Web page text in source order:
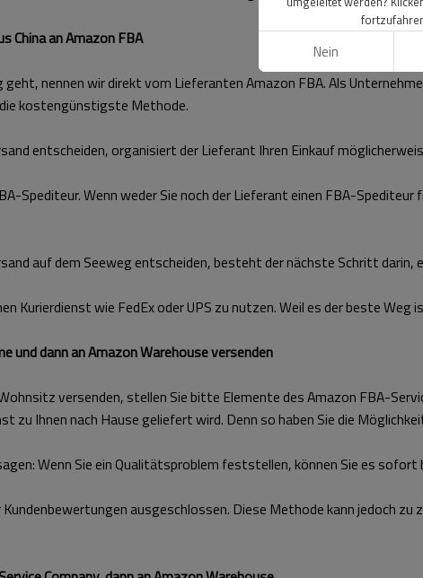
China an Amazon FBA
geht, nennen wir direkt vom Lieferanten Amazon FBA. Als
kostengünstigste Methode.
entscheiden, organisiert der Lieferant Ihren Einkauf
Spediteur. Wenn weder Sie noch der Lieferant einen FBA-
auf dem Seeweg entscheiden, besteht der nächste Schritt
Kurierdienst wie FedEx oder UPS zu nutzen. Weil es der beste
und dann an Amazon Warehouse versenden
versenden, stellen Sie bitte Elemente des Amazon FBA-
zu Ihnen nach Hause geliefert wird. Denn so haben Sie die
Wenn Sie ein Qualitätsproblem feststellen, können Sie es sofort
ausgeschlossen. Diese Methode kann jedoch
Nein